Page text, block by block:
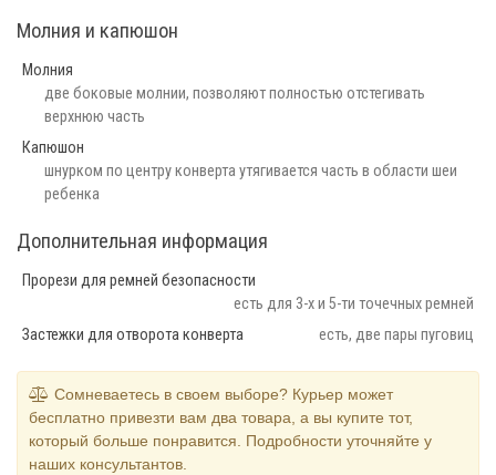
Молния и капюшон
Молния
две боковые молнии, позволяют полностью отстегивать
верхнюю часть
Капюшон
шнурком по центру конверта утягивается часть в области шеи
ребенка
Дополнительная информация
Прорези для ремней безопасности
есть для 3-х и 5-ти точечных ремней
Застежки для отворота конверта
есть, две пары пуговиц
Сомневаетесь в своем выборе? Курьер может
бесплатно привезти вам два товара, а вы купите тот,
который больше понравится. Подробности уточняйте у
наших консультантов.